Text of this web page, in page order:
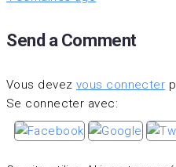
Send a Comment
Vous devez vous connecter
Se connecter avec: